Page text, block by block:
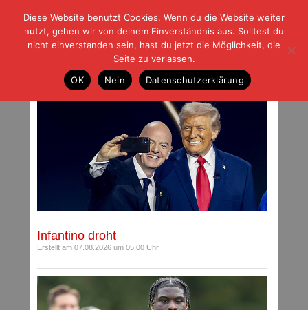
| | |BLOG-GFußball und der Rest
HOME|REGELN|IMPRESSUM |DATENSCHUTZ
Autoren-Archiv
Infantino droht
Erstellt am 07.08.2026 um 05:00 Uhr
Diese Website benutzt Cookies. Wenn du die Website weiter
nutzt, gehen wir von deinem Einverständnis aus. Solltest du
nicht einverstanden sein, hast du jetzt die Möglichkeit, die
Seite zu verlassen.
OK
Nein Datenschutzerklärung